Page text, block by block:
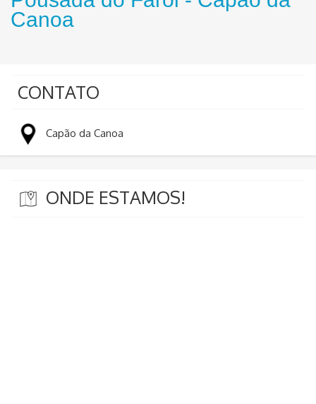
Canoa
CONTATO
Capão da Canoa
ONDE ESTAMOS!